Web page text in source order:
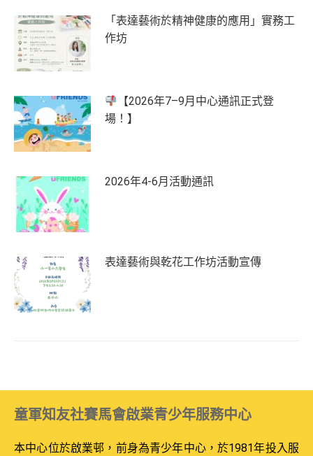
「表達藝術於精神健康的應用」實務工
作坊
【2026年7–9月中心通訊正式登
場！】
2026年4-6月活動通訊
表達藝術與乾花工作坊活動宣傳
童軍知友社賽馬會啟業青少年服務中心
本中心位於啟業邨，前身為青少年中心，於1981年投入服